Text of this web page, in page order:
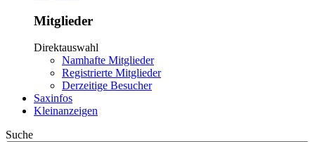
Mitglieder
Direktauswahl
Namhafte Mitglieder
Registrierte Mitglieder
Derzeitige Besucher
Saxinfos
Kleinanzeigen
Suche